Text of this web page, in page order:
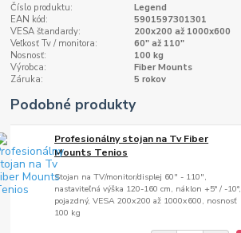
Číslo produktu:
Legend
EAN kód:
5901597301301
VESA štandardy:
200x200 až 1000x600
Veľkosť Tv / monitora:
60" až 110"
Nosnosť:
100 kg
Výrobca:
Fiber Mounts
Záruka:
5 rokov
Podobné produkty
Profesionálny stojan na Tv Fiber
Mounts Tenios
Stojan na TV/monitor/displej 60" - 110",
nastaviteľná výška 120-160 cm, náklon +5° / -10°,
pojazdný, VESA 200x200 až 1000x600, nosnosť
100 kg